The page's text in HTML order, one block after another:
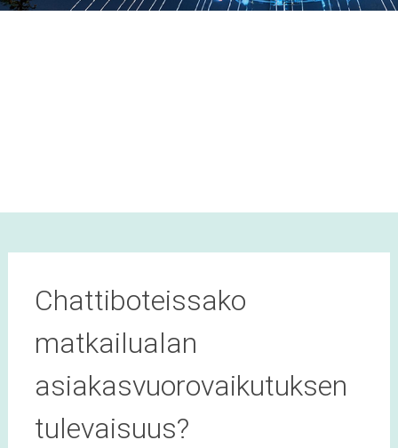
Chattiboteissako
matkailualan
asiakasvuorovaikutuksen
tulevaisuus?